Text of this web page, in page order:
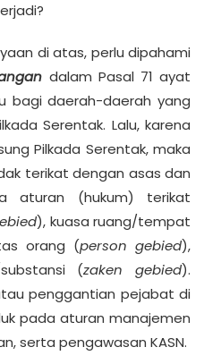
di atas, perlu dipahami
dalam Pasal 71 ayat
bagi daerah-daerah yang
Serentak. Lalu, karena
Pilkada Serentak, maka
terikat dengan asas dan
aturan (hukum) terikat
), kuasa ruang/tempat
orang (person gebied),
(zaken gebied).
penggantian pejabat di
pada aturan manajemen
serta pengawasan KASN.